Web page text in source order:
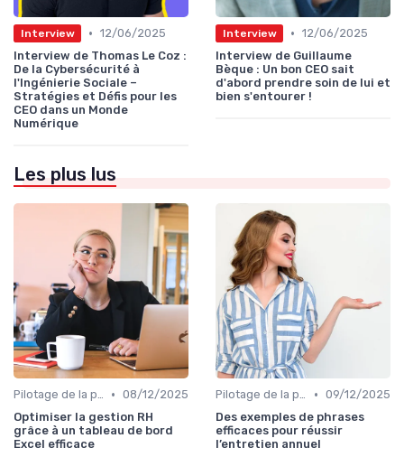
Interview • 12/06/2025
Interview de Thomas Le Coz :
De la Cybersécurité à
l'Ingénierie Sociale –
Stratégies et Défis pour les
CEO dans un Monde
Numérique
Interview • 12/06/2025
Interview de Guillaume
Bèque : Un bon CEO sait
d'abord prendre soin de lui et
bien s'entourer !
Les plus lus
Pilotage de la performance globale • 08/12/2025
Optimiser la gestion RH
grâce à un tableau de bord
Excel efficace
Pilotage de la performance globale • 09/12/2025
Des exemples de phrases
efficaces pour réussir
l’entretien annuel